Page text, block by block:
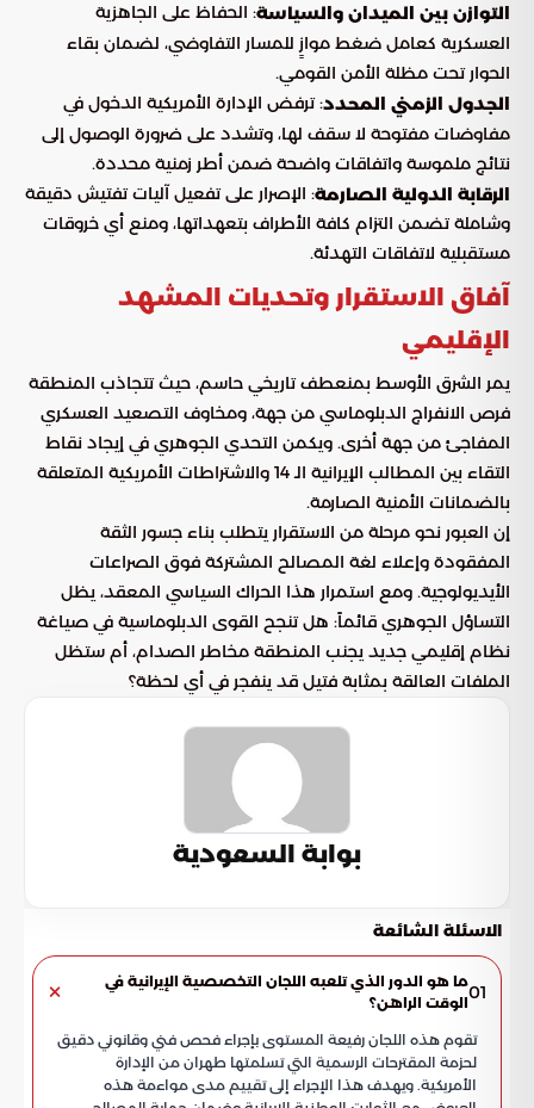
التوازن بين الميدان والسياسة: الحفاظ على الجاهزية
العسكرية كعامل ضغط موازٍ للمسار التفاوضي، لضمان بقاء
الحوار تحت مظلة الأمن القومي.
الجدول الزمني المحدد: ترفض الإدارة الأمريكية الدخول في
مفاوضات مفتوحة لا سقف لها، وتشدد على ضرورة الوصول إلى
نتائج ملموسة واتفاقات واضحة ضمن أطر زمنية محددة.
الرقابة الدولية الصارمة: الإصرار على تفعيل آليات تفتيش دقيقة
وشاملة تضمن التزام كافة الأطراف بتعهداتها، ومنع أي خروقات
مستقبلية لاتفاقات التهدئة.
آفاق الاستقرار وتحديات المشهد
الإقليمي
يمر الشرق الأوسط بمنعطف تاريخي حاسم، حيث تتجاذب المنطقة
فرص الانفراج الدبلوماسي من جهة، ومخاوف التصعيد العسكري
المفاجئ من جهة أخرى. ويكمن التحدي الجوهري في إيجاد نقاط
التقاء بين المطالب الإيرانية الـ 14 والاشتراطات الأمريكية المتعلقة
بالضمانات الأمنية الصارمة.
إن العبور نحو مرحلة من الاستقرار يتطلب بناء جسور الثقة
المفقودة وإعلاء لغة المصالح المشتركة فوق الصراعات
الأيديولوجية. ومع استمرار هذا الحراك السياسي المعقد، يظل
التساؤل الجوهري قائماً: هل تنجح القوى الدبلوماسية في صياغة
نظام إقليمي جديد يجنب المنطقة مخاطر الصدام، أم ستظل
الملفات العالقة بمثابة فتيل قد ينفجر في أي لحظة؟
بوابة السعودية
الاسئلة الشائعة
01ما هو الدور الذي تلعبه اللجان التخصصية الإيرانية في
الوقت الراهن؟
تقوم هذه اللجان رفيعة المستوى بإجراء فحص فني وقانوني دقيق
لحزمة المقترحات الرسمية التي تسلمتها طهران من الإدارة
الأمريكية. ويهدف هذا الإجراء إلى تقييم مدى مواءمة هذه